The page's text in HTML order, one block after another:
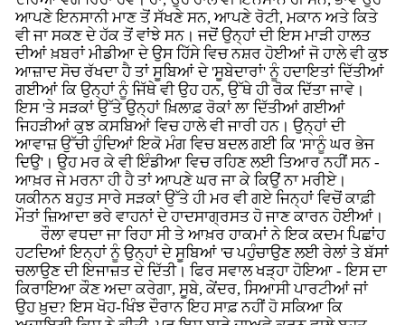
ਆਪਣੇ ਇਨਸਾਨੀ ਮਾਣ ਤੋਂ ਸੱਖਣੇ ਸਨ, ਆਪਣੇ ਰੋਟੀ, ਮਕਾਨ ਅਤੇ ਕਿਤੇ
ਵੀ ਜਾ ਸਕਣ ਦੇ ਹੱਕ ਤੋਂ ਵਾਂਝੇ ਸਨ। ਜਦੋਂ ਉਨ੍ਹਾਂ ਦੀ ਇਸ ਮਾੜੀ ਹਾਲਤ
ਦੀਆਂ ਖ਼ਬਰਾਂ ਮੀਡੀਆ ਦੇ ਉਸ ਹਿੱਸੇ ਵਿਚ ਨਸ਼ਰ ਹੋਈਆਂ ਜੋ ਹਾਲੇ ਵੀ ਕੁਝ
ਆਜ਼ਾਦ ਸੋਚ ਰੱਖਦਾ ਹੈ ਤਾਂ ਸੂਬਿਆਂ ਦੇ 'ਸੂਬੇਦਾਰਾਂ' ਨੂੰ ਹਦਾਇਤਾਂ ਦਿੱਤੀਆਂ
ਗਈਆਂ ਕਿ ਉਨ੍ਹਾਂ ਨੂੰ ਜਿੱਥੇ ਵੀ ਉਹ ਹਨ, ਉੱਥੇ ਹੀ ਰੋਕ ਦਿੱਤਾ ਜਾਵੇ।
ਇਸ 'ਤੇ ਸੜਕਾਂ ਉੱਤੇ ਉਨ੍ਹਾਂ ਖ਼ਿਲਾਫ਼ ਰੋਕਾਂ ਲਾ ਦਿੱਤੀਆਂ ਗਈਆਂ
ਜਿਹੜੀਆਂ ਕੁਝ ਕਸਬਿਆਂ ਵਿਚ ਹਾਲੇ ਵੀ ਜਾਰੀ ਹਨ। ਉਨ੍ਹਾਂ ਦੀ
ਆਵਾਜ਼ ਉੱਚੀ ਹੁੰਦਿਆਂ ਇਕੋ ਮੰਗ ਵਿਚ ਬਦਲ ਗਈ ਕਿ 'ਸਾਨੂੰ ਘਰ ਭੇਜ
ਦਿਉ'। ਉਹ ਮਰ ਕੇ ਵੀ ਇੰਡੀਆ ਵਿਚ ਰਹਿਣ ਲਈ ਤਿਆਰ ਨਹੀਂ ਸਨ -
ਆਖ਼ਰ ਜੇ ਮਰਨਾ ਹੀ ਹੈ ਤਾਂ ਆਪਣੇ ਘਰ ਜਾ ਕੇ ਕਿਉਂ ਨਾ ਮਰੀਏ।
ਯਕੀਨਨ ਬਹੁਤ ਸਾਰੇ ਸੜਕਾਂ ਉੱਤੇ ਹੀ ਮਰ ਵੀ ਗਏ ਜਿਨ੍ਹਾਂ ਵਿਚੋਂ ਕਾਫ਼ੀ
ਮੌਤਾਂ ਜ਼ਿਆਦਾ ਭਰੇ ਵਾਹਨਾਂ ਦੇ ਹਾਦਸਾਗ੍ਰਸਤ ਹੋ ਜਾਣ ਕਾਰਨ ਹੋਈਆਂ।
ਰੌਲਾ ਵਧਦਾ ਜਾ ਰਿਹਾ ਸੀ ਤੇ ਆਖ਼ਰ ਹਾਕਮਾਂ ਨੇ ਇਕ ਕਦਮ ਪਿਛਾਂਹ
ਹਟਦਿਆਂ ਇਨ੍ਹਾਂ ਨੂੰ ਉਨ੍ਹਾਂ ਦੇ ਸੂਬਿਆਂ 'ਚ ਪਹੁੰਚਾਉਣ ਲਈ ਰੇਲਾਂ ਤੇ ਬੱਸਾਂ
ਚਲਾਉਣ ਦੀ ਇਜਾਜ਼ਤ ਦੇ ਦਿੱਤੀ। ਫਿਰ ਸਵਾਲ ਖੜ੍ਹਾ ਹੋਇਆ - ਇਸ ਦਾ
ਕਿਰਾਇਆ ਕੌਣ ਅਦਾ ਕਰੇਗਾ, ਸੂਬੇ, ਕੇਂਦਰ, ਸਿਆਸੀ ਪਾਰਟੀਆਂ ਜਾਂ
ਉਹ ਖ਼ੁਦ? ਇਸ ਖੋਹ-ਖਿੰਝ ਦੌਰਾਨ ਇਹ ਸਾਫ਼ ਨਹੀਂ ਹੋ ਸਕਿਆ ਕਿ